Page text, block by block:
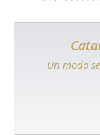
Un modo